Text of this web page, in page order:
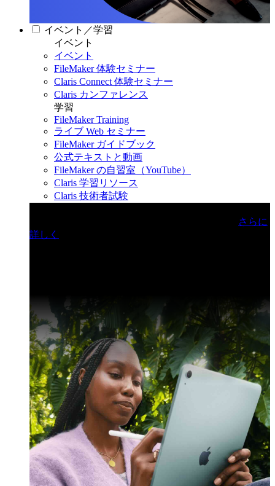
イベント／学習
イベント
イベント
FileMaker 体験セミナー
Claris Connect 体験セミナー
Claris カンファレンス
学習
FileMaker Training
ライブ Web セミナー
FileMaker ガイドブック
公式テキストと動画
FileMaker の自習室（YouTube）
Claris 学習リソース
Claris 技術者試験
さらに
詳しく